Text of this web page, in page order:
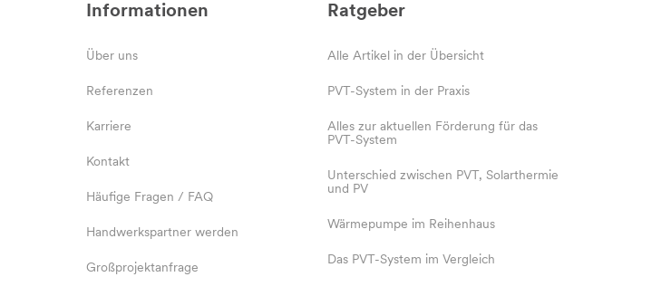
Informationen
Über uns
Referenzen
Karriere
Kontakt
Häufige Fragen / FAQ
Handwerkspartner werden
Großprojektanfrage
Ratgeber
Alle Artikel in der Übersicht
PVT-System in der Praxis
Alles zur aktuellen Förderung für das
PVT-System
Unterschied zwischen PVT, Solarthermie
und PV
Wärmepumpe im Reihenhaus
Das PVT-System im Vergleich